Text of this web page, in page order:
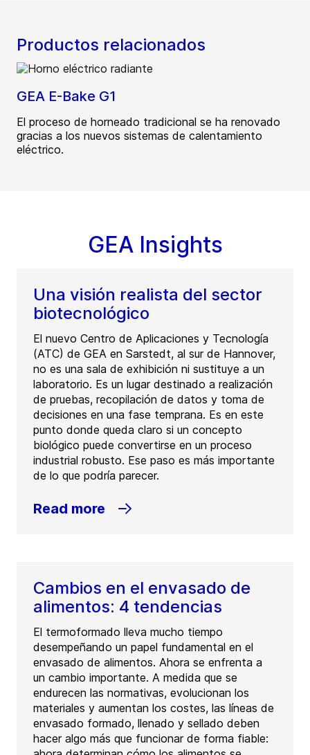
Productos relacionados
GEA E-Bake G1
El proceso de horneado tradicional se ha renovado
gracias a los nuevos sistemas de calentamiento
eléctrico.
GEA Insights
Una visión realista del sector
biotecnológico
El nuevo Centro de Aplicaciones y Tecnología
(ATC) de GEA en Sarstedt, al sur de Hannover,
no es una sala de exhibición ni sustituye a un
laboratorio. Es un lugar destinado a realización
de pruebas, recopilación de datos y toma de
decisiones en una fase temprana. Es en este
punto donde queda claro si un concepto
biológico puede convertirse en un proceso
industrial robusto. Ese paso es más importante
de lo que podría parecer.
Read more
Cambios en el envasado de
alimentos: 4 tendencias
El termoformado lleva mucho tiempo
desempeñando un papel fundamental en el
envasado de alimentos. Ahora se enfrenta a
un cambio importante. A medida que se
endurecen las normativas, evolucionan los
materiales y aumentan los costes, las líneas de
envasado formado, llenado y sellado deben
hacer algo más que funcionar de forma fiable: